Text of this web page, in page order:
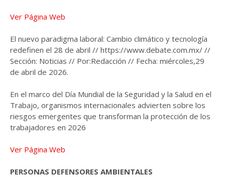
Ver Página Web
El nuevo paradigma laboral: Cambio climático y tecnología
redefinen el 28 de abril // https://www.debate.com.mx/ //
Sección: Noticias // Por:Redacción // Fecha: miércoles,29
de abril de 2026.
En el marco del Día Mundial de la Seguridad y la Salud en el
Trabajo, organismos internacionales advierten sobre los
riesgos emergentes que transforman la protección de los
trabajadores en 2026
Ver Página Web
PERSONAS DEFENSORES AMBIENTALES